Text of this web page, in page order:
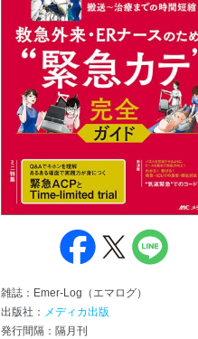
雑誌：Emer-Log（エマログ）
出版社： メディカ出版
発行間隔：隔月刊